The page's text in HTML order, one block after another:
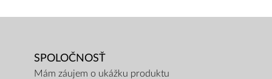
SPOLOČNOSŤ
Mám záujem o ukážku produktu